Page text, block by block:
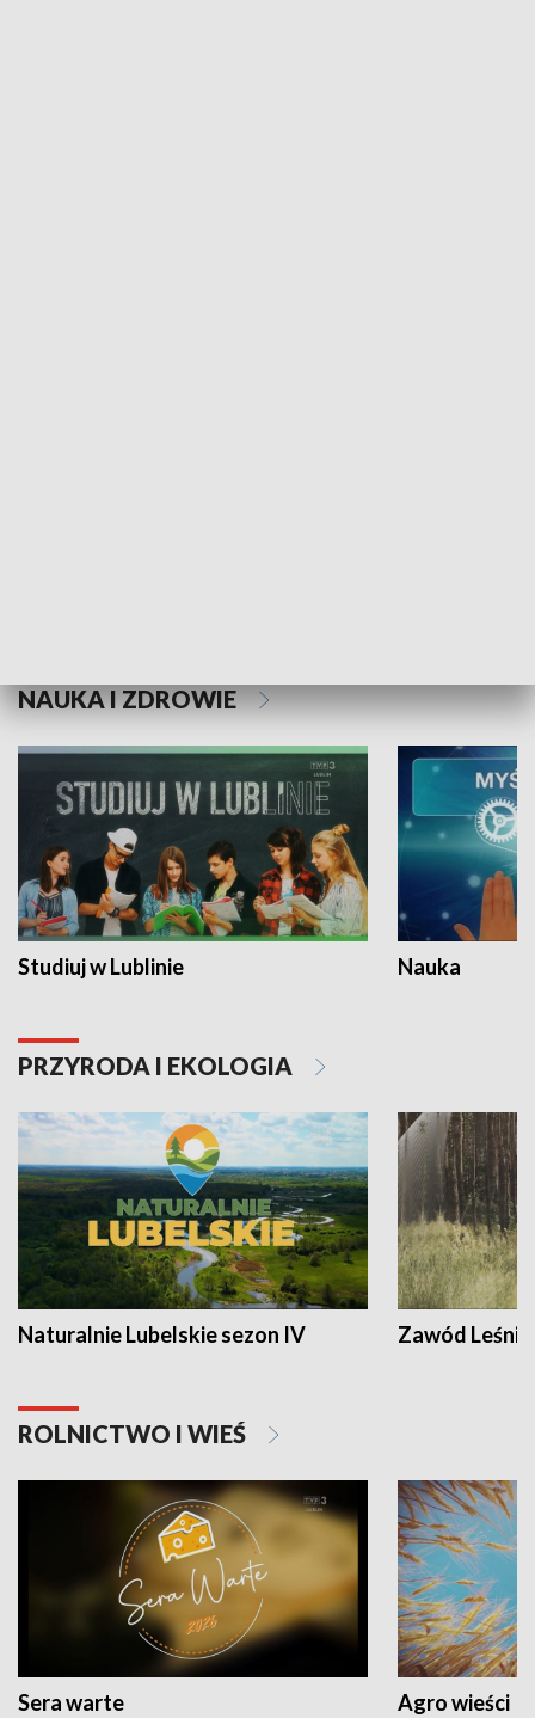
NAUKA I ZDROWIE
Studiuj w Lublinie Nauka
PRZYRODA I EKOLOGIA
Naturalnie Lubelskie sezon IV Zawód Leśnik
ROLNICTWO I WIEŚ
Sera warte Agro wieści